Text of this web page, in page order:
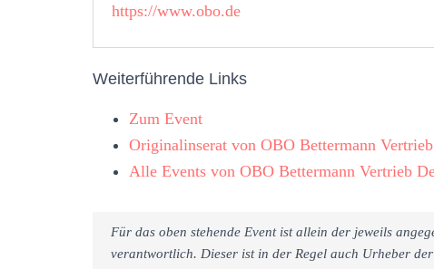
https://www.obo.de
Weiterführende Links
Zum Event
Originalinserat von OBO Bettermann
Alle Events von OBO Bettermann Vertrieb
Für das oben stehende Event ist allein der jeweils
verantwortlich. Dieser ist in der Regel auch Urheber